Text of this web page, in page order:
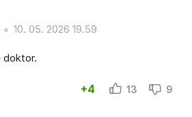
10. 05. 2026 19.59
doktor.
+4 13 9